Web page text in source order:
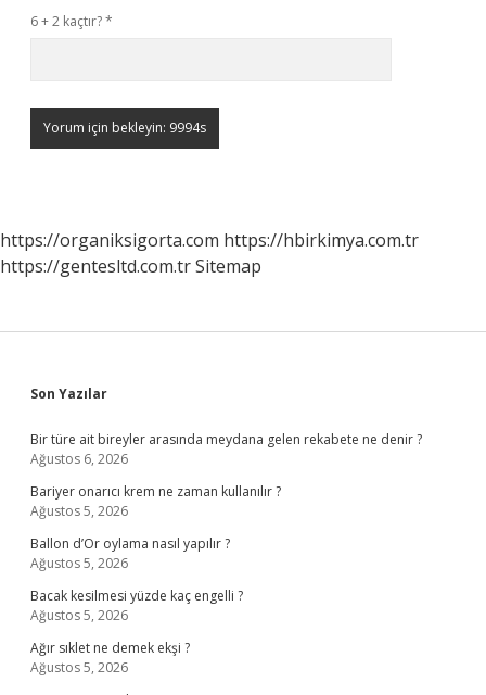
6 + 2 kaçtır?*
https://organiksigorta.com https://hbirkimya.com.tr
https://gentesltd.com.trSitemap
Sidebar
Son Yazılar
Bir türe ait bireyler arasında meydana gelen rekabete ne denir ?
Ağustos 6, 2026
Bariyer onarıcı krem ne zaman kullanılır ?
Ağustos 5, 2026
Ballon d’Or oylama nasıl yapılır ?
Ağustos 5, 2026
Bacak kesilmesi yüzde kaç engelli ?
Ağustos 5, 2026
Ağır sıklet ne demek ekşi ?
Ağustos 5, 2026